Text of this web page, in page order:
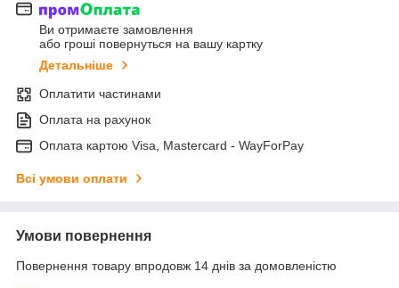
Ви отримаєте замовлення
або гроші повернуться на вашу картку
Детальніше
Оплатити частинами
Оплата на рахунок
Оплата картою Visa, Mastercard - WayForPay
Всі умови оплати
Умови повернення
Повернення товару впродовж 14 днів за домовленістю